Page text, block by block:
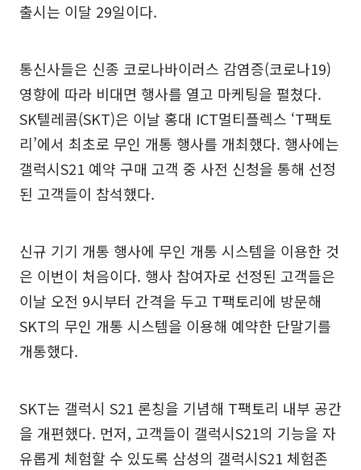
출시는 이달 29일이다.
통신사들은 신종 코로나바이러스 감염증(코로나19)
영향에 따라 비대면 행사를 열고 마케팅을 펼쳤다.
SK텔레콤(SKT)은 이날 홍대 ICT멀티플렉스 ‘T팩토
리’에서 최초로 무인 개통 행사를 개최했다. 행사에는
갤럭시S21 예약 구매 고객 중 사전 신청을 통해 선정
된 고객들이 참석했다.
신규 기기 개통 행사에 무인 개통 시스템을 이용한 것
은 이번이 처음이다. 행사 참여자로 선정된 고객들은
이날 오전 9시부터 간격을 두고 T팩토리에 방문해
SKT의 무인 개통 시스템을 이용해 예약한 단말기를
개통했다.
SKT는 갤럭시 S21 론칭을 기념해 T팩토리 내부 공간
을 개편했다. 먼저, 고객들이 갤럭시S21의 기능을 자
유롭게 체험할 수 있도록 삼성의 갤럭시S21 체험존